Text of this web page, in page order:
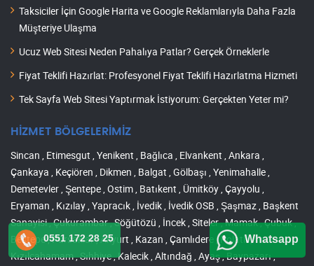
Taksiciler İçin Google Harita ve Google Reklamlarıyla Daha Fazla
Müşteriye Ulaşma
Ucuz Web Sitesi Neden Pahalıya Patlar? Gerçek Örneklerle
Fiyat Teklifi Hazırlat: Profesyonel Fiyat Teklifi Hazırlatma Hizmeti
Tek Sayfa Web Sitesi Yaptırmak İstiyorum: Gerçekten Yeter mi?
HİZMET BÖLGELERİMİZ
Sincan , Etimesgut , Yenikent , Bağlıca , Elvankent , Ankara ,
Çankaya , Keçiören , Dikmen , Balgat , Gölbaşı , Yenimahalle ,
Demetevler , Şentepe , Ostim , Batıkent , Ümitköy , Çayyolu ,
Eryaman , Kızılay , Yapracık , İvedik , İvedik OSB , Şaşmaz , Başkent
Sanayisi , Çukurambar , Söğütözü , İncek , Siteler , Mamak , Çubuk ,
Beştepe , Pursaklar , Akyurt , Kazan , Çamlıdere , Polatlı ,
Kızılcahamam , Sıhhiye , Kalecik , Altındağ , Ayaş , Baypazarı ,
0551 172 28 25 Whatsapp